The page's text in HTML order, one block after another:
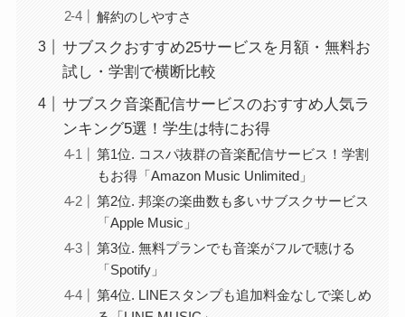
解約のしやすさ
サブスクおすすめ25サービスを月額・無料お
試し・学割で横断比較
サブスク音楽配信サービスのおすすめ人気ラ
ンキング5選！学生は特にお得
第1位. コスパ抜群の音楽配信サービス！学割
もお得「Amazon Music Unlimited」
第2位. 邦楽の楽曲数も多いサブスクサービス
「Apple Music」
第3位. 無料プランでも音楽がフルで聴ける
「Spotify」
第4位. LINEスタンプも追加料金なしで楽しめ